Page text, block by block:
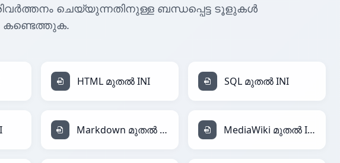
ചെയ്യുന്നതിനുള്ള ബന്ധപ്പെട്ട ടൂളുകൾ
കണ്ടെത്തുക.
HTML മുതൽ INI SQL മുതൽ INI
Markdown മുതൽ INI MediaWiki മുതൽ INI